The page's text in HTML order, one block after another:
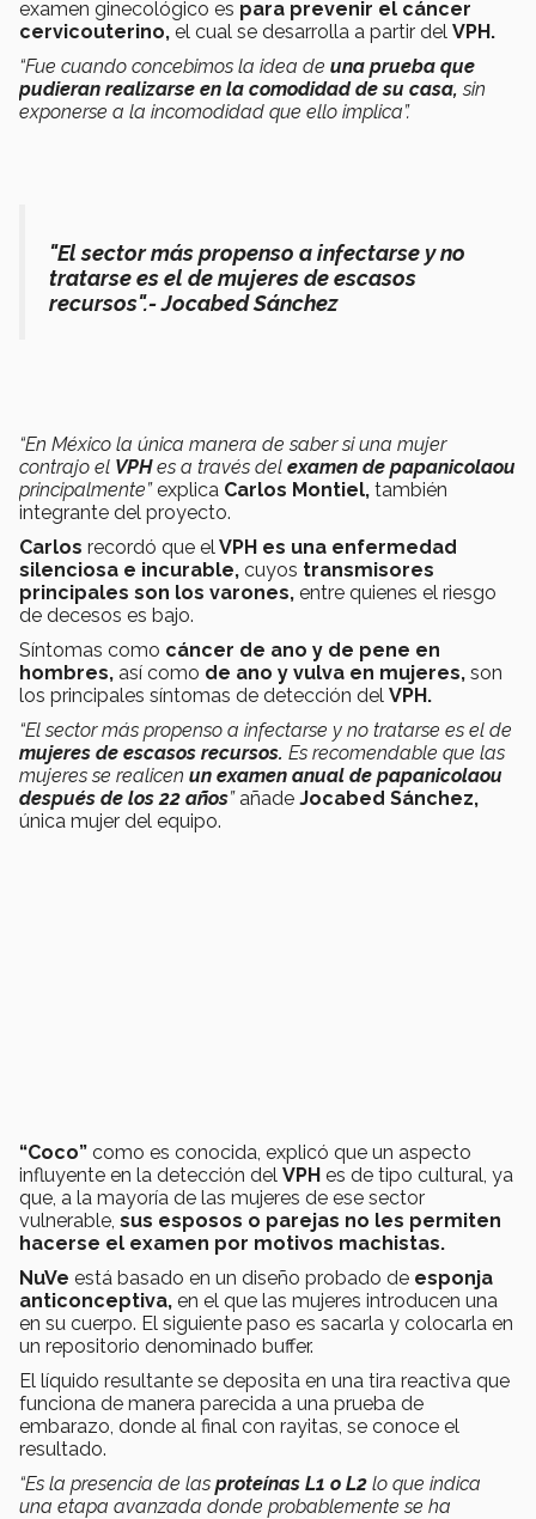
examen ginecológico es para prevenir el cáncer
cervicouterino, el cual se desarrolla a partir del VPH.
“Fue cuando concebimos la idea de una prueba que
pudieran realizarse en la comodidad de su casa, sin
exponerse a la incomodidad que ello implica”.
"El sector más propenso a infectarse y no
tratarse es el de mujeres de escasos
recursos".- Jocabed Sánchez
“En México la única manera de saber si una mujer
contrajo el VPHes a través del examen de papanicolaou
principalmente”explica Carlos Montiel, también
integrante del proyecto.
Carlos recordó que el VPH es una enfermedad
silenciosa e incurable, cuyos transmisores
principales son los varones, entre quienes el riesgo
de decesos es bajo.
Síntomas como cáncer de ano y de pene en
hombres, así como de ano y vulva en mujeres, son
los principales síntomas de detección del VPH.
“El sector más propenso a infectarse y no tratarse es el de
mujeres de escasos recursos. Es recomendable que las
mujeres se realicen un examen anual de papanicolaou
después de los 22 años”añade Jocabed Sánchez,
única mujer del equipo.
“Coco” como es conocida, explicó que un aspecto
influyente en la detección del VPH es de tipo cultural, ya
que, a la mayoría de las mujeres de ese sector
vulnerable, sus esposos o parejas no les permiten
hacerse el examen por motivos machistas.
NuVe está basado en un diseño probado de esponja
anticonceptiva, en el que las mujeres introducen una
en su cuerpo. El siguiente paso es sacarla y colocarla en
un repositorio denominado buffer.
El líquido resultante se deposita en una tira reactiva que
funciona de manera parecida a una prueba de
embarazo, donde al final con rayitas, se conoce el
resultado.
“Es la presencia de las proteínas L1 o L2 lo que indica
una etapa avanzada donde probablemente se ha